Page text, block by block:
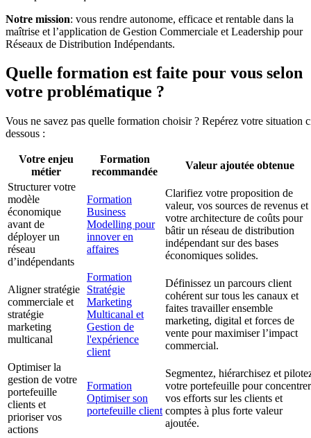
Notre mission: vous rendre autonome, efficace et rentable dans la
maîtrise et l’application de Gestion Commerciale et Leadership pour
Réseaux de Distribution Indépendants.
Quelle formation est faite pour vous selon
votre problématique ?
Vous ne savez pas quelle formation choisir ? Repérez votre situation
dessous :
Votre enjeu
métier
Formation
recommandée
Valeur ajoutée obtenue
Structurer votre
modèle
économique
avant de
déployer un
réseau
d’indépendants
Formation
Business
Modelling pour
innover en
affaires
Clarifiez votre proposition de
valeur, vos sources de revenus et
votre architecture de coûts pour
bâtir un réseau de distribution
indépendant sur des bases
économiques solides.
Aligner stratégie
commerciale et
stratégie
marketing
multicanal
Formation
Stratégie
Marketing
Multicanal et
Gestion de
l'expérience
client
Définissez un parcours client
cohérent sur tous les canaux et
faites travailler ensemble
marketing, digital et forces de
vente pour maximiser l’impact
commercial.
Optimiser la
gestion de votre
portefeuille
clients et
prioriser vos
actions
Formation
Optimiser son
portefeuille client
Segmentez, hiérarchisez et
votre portefeuille pour concentrer
vos efforts sur les clients et
comptes à plus forte valeur
ajoutée.